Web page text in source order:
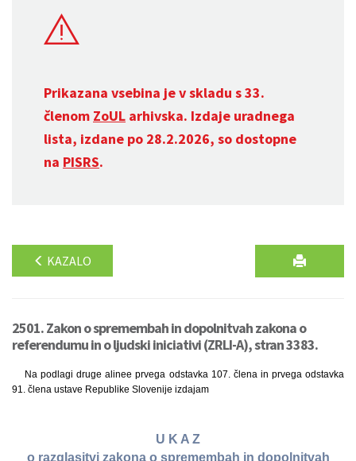
Prikazana vsebina je v skladu s 33.
členom ZoUL arhivska. Izdaje uradnega
lista, izdane po 28.2.2026, so dostopne
na PISRS.
KAZALO
2501. Zakon o spremembah in dopolnitvah zakona o
referendumu in o ljudski iniciativi (ZRLI-A), stran 3383.
Na podlagi druge alinee prvega odstavka 107. člena in prvega odstavka
91. člena ustave Republike Slovenije izdajam
U K A Z
o razglasitvi zakona o spremembah in dopolnitvah